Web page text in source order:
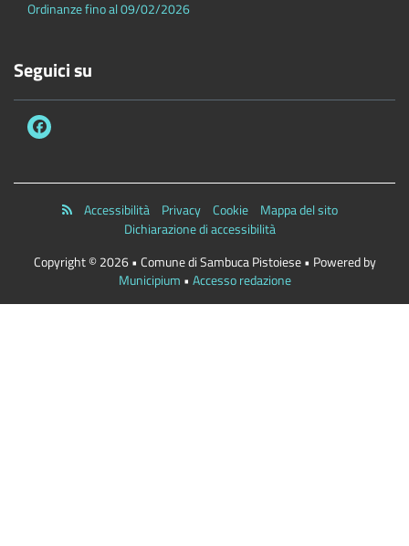
Ordinanze fino al 09/02/2026
Seguici su
Accessibilità Privacy Cookie
Mappa del sito
Dichiarazione di accessibilità
Copyright © 2026 • Comune di Sambuca Pistoiese • Powered by
Municipium • Accesso redazione